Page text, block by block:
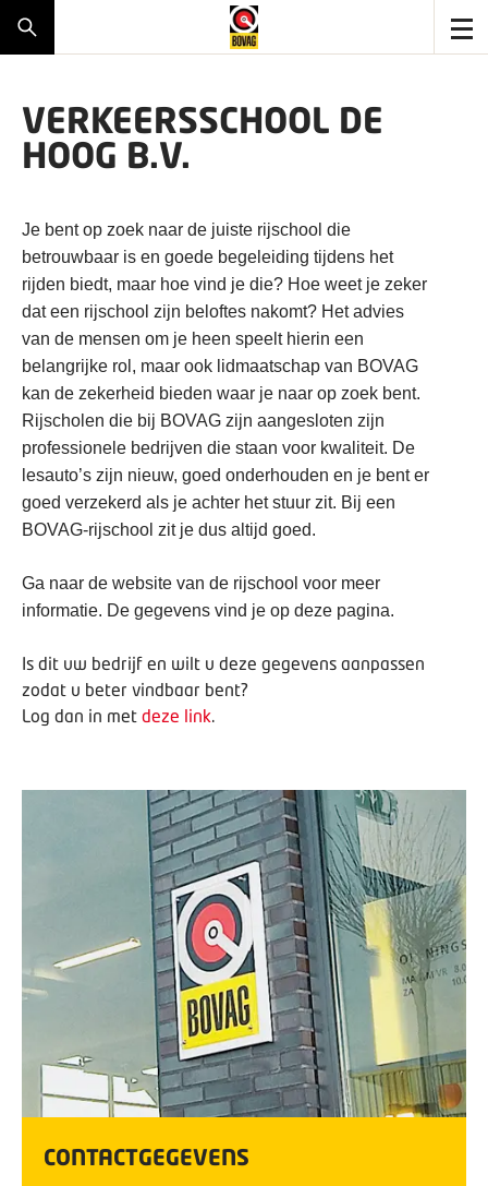
VERKEERSSCHOOL DE
HOOG B.V.
Je bent op zoek naar de juiste rijschool die
betrouwbaar is en goede begeleiding tijdens het
rijden biedt, maar hoe vind je die? Hoe weet je zeker
dat een rijschool zijn beloftes nakomt? Het advies
van de mensen om je heen speelt hierin een
belangrijke rol, maar ook lidmaatschap van BOVAG
kan de zekerheid bieden waar je naar op zoek bent.
Rijscholen die bij BOVAG zijn aangesloten zijn
professionele bedrijven die staan voor kwaliteit. De
lesauto’s zijn nieuw, goed onderhouden en je bent er
goed verzekerd als je achter het stuur zit. Bij een
BOVAG-rijschool zit je dus altijd goed.
Ga naar de website van de rijschool voor meer
informatie. De gegevens vind je op deze pagina.
Is dit uw bedrijf en wilt u deze gegevens aanpassen
zodat u beter vindbaar bent?
Log dan in met deze link.
CONTACTGEGEVENS